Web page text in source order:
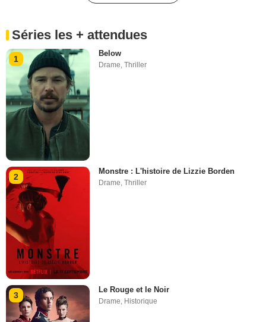
Séries les + attendues
1
Below
Drame,Thriller
2
Monstre : L'histoire de Lizzie Borden
Drame,Thriller
3
Le Rouge et le Noir
Drame Historique